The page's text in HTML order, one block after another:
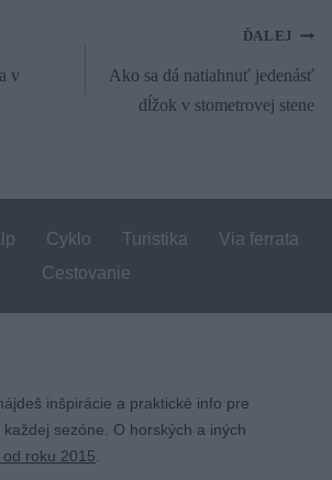
v
ĎALEJ
Ako sa dá natiahnuť jedenásť
dĺžok v stometrovej stene
Cyklo Turistika
Via ferrata
Cestovanie
inšpirácie a praktické info pre
sezóne. O horských a iných
roku 2015